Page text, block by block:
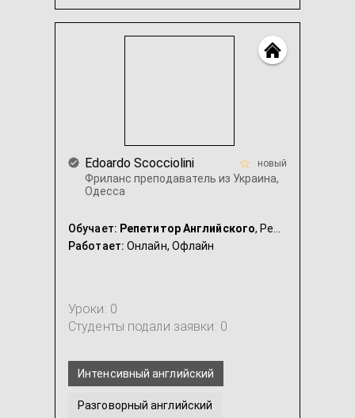
Английский для программистов (IT)
Edoardo Scocciolini
Фриланс преподаватель из Украина,
Одесcа
новый
Обучает: Репетитор Английского, Репетитор Итальянского
Работает: Онлайн, Офлайн
Уроки: 0
Студенты подали заявки: 0
Интенсивный английский
Разговорный английский